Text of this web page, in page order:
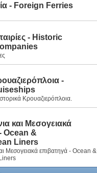
- Foreign Ferries
- Historic
-
Κρουαζιερόπλοια.
και Μεσογειακά
Ocean &
Liners
Μεσογειακά επιβατηγά - Ocean &